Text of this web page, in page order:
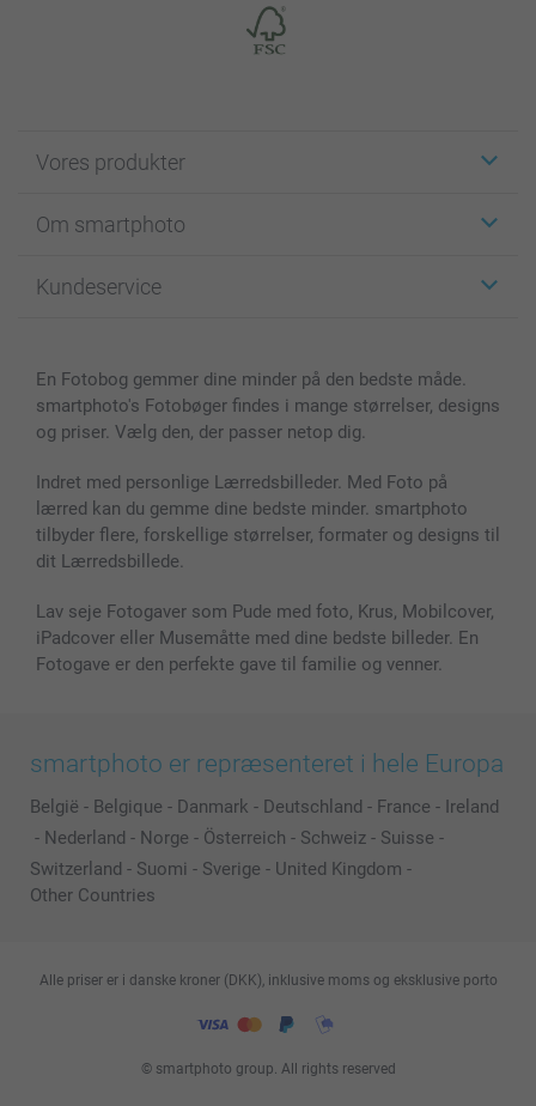
Vores produkter
Fotokort
Fotobøger
Cover til mobil & tablet
MyNameBook
Fotorammer & Tilbehør
Alle fotoprodukter
Om smartphoto
For affiliate
Sitemap
Betingelser og garantier
Kundeservice
smartbonus
Priser & betaling
En Fotobog gemmer dine minder på den bedste måde.
smartphoto's Fotobøger findes i mange størrelser, designs
og priser. Vælg den, der passer netop dig.
Indret med personlige Lærredsbilleder. Med Foto på
lærred kan du gemme dine bedste minder. smartphoto
tilbyder flere, forskellige størrelser, formater og designs til
dit Lærredsbillede.
Lav seje Fotogaver som Pude med foto, Krus, Mobilcover,
iPadcover eller Musemåtte med dine bedste billeder. En
Fotogave er den perfekte gave til familie og venner.
smartphoto er repræsenteret i hele Europa
België - Belgique - Danmark - Deutschland - France - Ireland
- Nederland - Norge - Österreich - Schweiz - Suisse -
Switzerland - Suomi - Sverige - United Kingdom -
Other Countries
© smartphoto group. All rights reserved
Alle priser er i danske kroner (DKK), inklusive moms og eksklusive porto